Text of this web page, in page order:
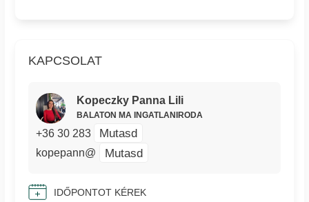
KAPCSOLAT
Kopeczky Panna Lili
BALATON MA INGATLANIRODA
+36 30 283 Mutasd
kopepann@ Mutasd
IDŐPONTOT KÉREK